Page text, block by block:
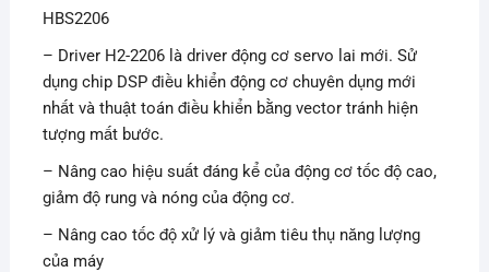
HBS2206
– Driver H2-2206 là driver động cơ servo lai mới. Sử
dụng chip DSP điều khiển động cơ chuyên dụng mới
nhất và thuật toán điều khiển bằng vector tránh hiện
tượng mất bước.
– Nâng cao hiệu suất đáng kể của động cơ tốc độ cao,
giảm độ rung và nóng của động cơ.
– Nâng cao tốc độ xử lý và giảm tiêu thụ năng lượng
của máy